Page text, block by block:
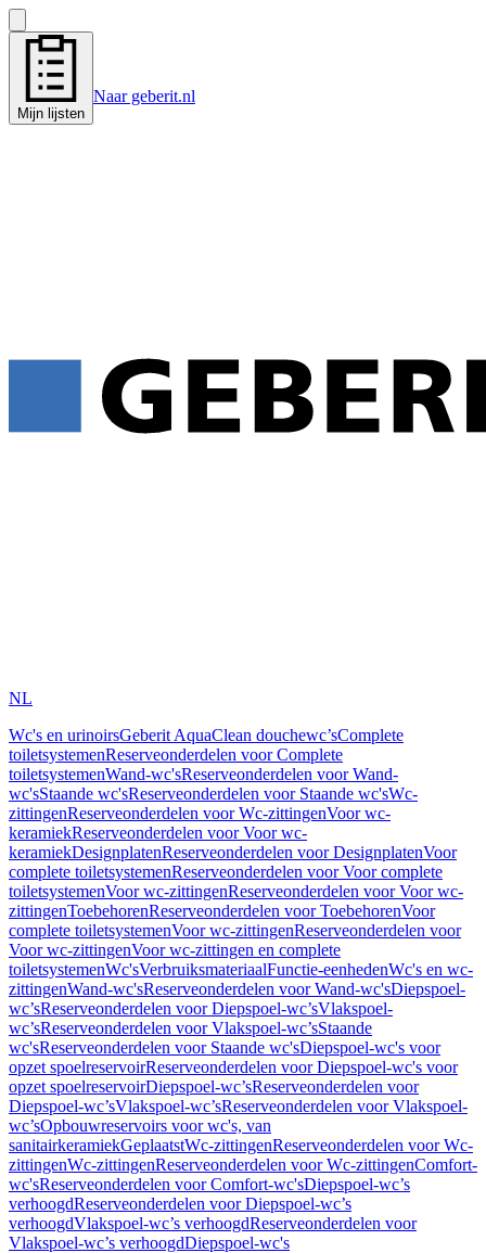
Mijn lijsten
Naar geberit.nl
NL
Wc's en urinoirsGeberit AquaClean douchewc’sComplete
toiletsystemenReserveonderdelen voor Complete
toiletsystemenWand-wc'sReserveonderdelen voor Wand-
wc'sStaande wc'sReserveonderdelen voor Staande wc'sWc-
zittingenReserveonderdelen voor Wc-zittingenVoor wc-
keramiekReserveonderdelen voor Voor wc-
keramiekDesignplatenReserveonderdelen voor DesignplatenVoor
complete toiletsystemenReserveonderdelen voor Voor complete
toiletsystemenVoor wc-zittingenReserveonderdelen voor Voor wc-
zittingenToebehorenReserveonderdelen voor ToebehorenVoor
complete toiletsystemenVoor wc-zittingenReserveonderdelen voor
Voor wc-zittingenVoor wc-zittingen en complete
toiletsystemenWc'sVerbruiksmateriaalFunctie-eenhedenWc's en wc-
zittingenWand-wc'sReserveonderdelen voor Wand-wc'sDiepspoel-
wc’sReserveonderdelen voor Diepspoel-wc’sVlakspoel-
wc’sReserveonderdelen voor Vlakspoel-wc’sStaande
wc'sReserveonderdelen voor Staande wc'sDiepspoel-wc's voor
opzet spoelreservoirReserveonderdelen voor Diepspoel-wc's voor
opzet spoelreservoirDiepspoel-wc’sReserveonderdelen voor
Diepspoel-wc’sVlakspoel-wc’sReserveonderdelen voor Vlakspoel-
wc’sOpbouwreservoirs voor wc's, van
sanitairkeramiekGeplaatstWc-zittingenReserveonderdelen voor Wc-
zittingenWc-zittingenReserveonderdelen voor Wc-zittingenComfort-
wc'sReserveonderdelen voor Comfort-wc'sDiepspoel-wc’s
verhoogdReserveonderdelen voor Diepspoel-wc’s
verhoogdVlakspoel-wc’s verhoogdReserveonderdelen voor
Vlakspoel-wc’s verhoogdDiepspoel-wc's